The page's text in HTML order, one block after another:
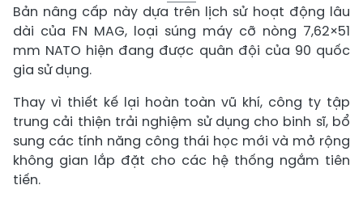
Bản nâng cấp này dựa trên lịch sử hoạt động lâu
dài của FN MAG, loại súng máy cỡ nòng 7,62×51
mm NATO hiện đang được quân đội của 90 quốc
gia sử dụng.
Thay vì thiết kế lại hoàn toàn vũ khí, công ty tập
trung cải thiện trải nghiệm sử dụng cho binh sĩ, bổ
sung các tính năng công thái học mới và mở rộng
không gian lắp đặt cho các hệ thống ngắm tiên
tiến.